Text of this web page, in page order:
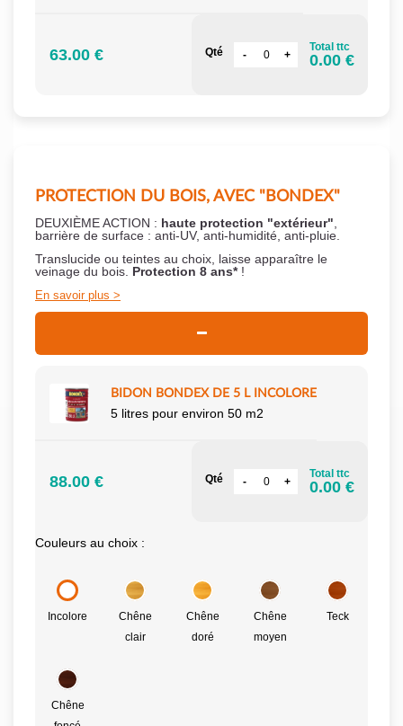
63.00 € Qté Total ttc
0.00 €
PROTECTION DU BOIS, AVEC "BONDEX"
DEUXIÈME ACTION : haute protection "extérieur"
barrière de surface : anti-UV, anti-humidité, anti-pluie.
Translucide ou teintes au choix, laisse apparaître le
veinage du bois. Protection 8 ans*!
En savoir plus
BIDON BONDEX DE 5 L INCOLORE
5 litres pour environ 50 m2
88.00 € Qté Total ttc
0.00 €
Couleurs au choix :
Incolore
Chêne
clair
Chêne
doré
Chêne
moyen
Teck
Chêne